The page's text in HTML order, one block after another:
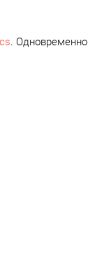
. Одновременно